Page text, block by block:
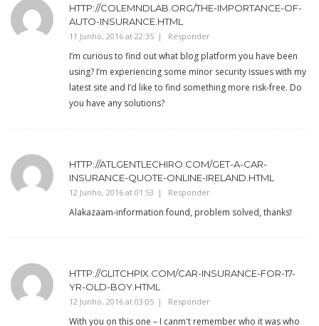
HTTP://COLEMNDLAB.ORG/THE-IMPORTANCE-OF-
AUTO-INSURANCE.HTML
11 Junho, 2016 at 22:35 Responder
I’m curious to find out what blog platform you have been
using? I’m experiencing some minor security issues with my
latest site and I’d like to find something more risk-free. Do
you have any solutions?
HTTP://ATLGENTLECHIRO.COM/GET-A-CAR-
INSURANCE-QUOTE-ONLINE-IRELAND.HTML
12 Junho, 2016 at 01:53 Responder
Alakazaam-information found, problem solved, thanks!
HTTP://GLITCHPIX.COM/CAR-INSURANCE-FOR-17-
YR-OLD-BOY.HTML
12 Junho, 2016 at 03:05 Responder
With you on this one – I canm't remember who it was who